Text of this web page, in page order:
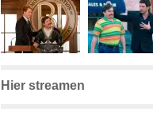
Hier streamen